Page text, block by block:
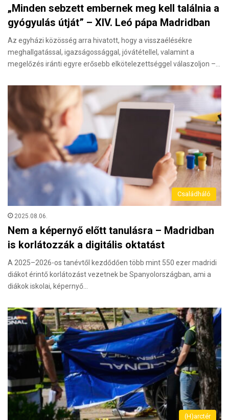
„Minden sebzett embernek meg kell találnia a
gyógyulás útját” – XIV. Leó pápa Madridban
Az egyházi közösség arra hivatott, hogy a visszaélésékre
meghallgatással, igazságossággal, jóvátétellel, valamint a
megelőzés iránti egyre erősebb elkötelezettséggel válaszoljon –…
Családháló
2025.08.06.
Nem a képernyő előtt tanulásra – Madridban
is korlátozzák a digitális oktatást
A 2025–2026-os tanévtől kezdődően több mint 550 ezer madridi
diákot érintő korlátozást vezetnek be Spanyolországban, ami a
diákok iskolai, képernyő…
(H)arctér